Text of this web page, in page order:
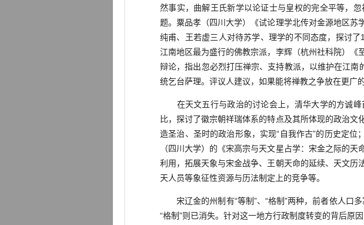
然事实，曲解王氏新学以论证士与皇权的完全平等，
题。粟品孝（四川大学）《试论理学北传对金源地区
纯甫、王若虚三人对待苏学、理学的不同态度，探讨
江南地区最为盛行的佛教宗派，李辉（杭州社科院）
辩论，指出忽必烈打压禅宗、支持教派，以维护在江南
统乞台萨理。评议人建议，如果能将禅教之争放在更广
在天文五行与政治的讨论会上，清华大学的方诚峰
比，探讨了徽宗朝祥瑞体系的特点及其所体现的政治
造圣治、圣时的政治形象，实现“自我作古”的历史定
（四川大学）的《宋高宗与天文星占学：宋金之际的
利用，拓展天象与宋金战争、王朝天命的延续、天文历
天人员等象征性资源与历法制定上的竞争等。
宋辽金的州制有“等制”、“格制”两种，前者依人口多
“格制”则已消失。针对这一地方行政制度转变的背后